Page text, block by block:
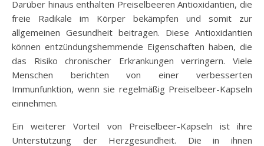
Darüber hinaus enthalten Preiselbeeren Antioxidantien, die
freie Radikale im Körper bekämpfen und somit zur
allgemeinen Gesundheit beitragen. Diese Antioxidantien
können entzündungshemmende Eigenschaften haben, die
das Risiko chronischer Erkrankungen verringern. Viele
Menschen berichten von einer verbesserten
Immunfunktion, wenn sie regelmäßig Preiselbeer-Kapseln
einnehmen.
Ein weiterer Vorteil von Preiselbeer-Kapseln ist ihre
Unterstützung der Herzgesundheit. Die in ihnen